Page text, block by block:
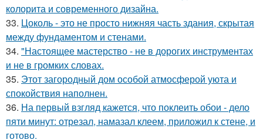
колорита и современного дизайна.
33. Цоколь - это не просто нижняя часть здания, скрытая
между фундаментом и стенами.
34. "Настоящее мастерство - не в дорогих инструментах
и не в громких словах.
35. Этот загородный дом особой атмосферой уюта и
спокойствия наполнен.
36. На первый взгляд кажется, что поклеить обои - дело
пяти минут: отрезал, намазал клеем, приложил к стене, и
готово.